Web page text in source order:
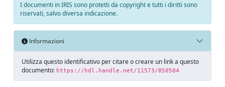
I documenti in IRIS sono protetti da copyright e tutti i diritti sono
riservati, salvo diversa indicazione.
Informazioni
Utilizza questo identificativo per citare o creare un link a questo
documento: https://hdl.handle.net/11573/850504